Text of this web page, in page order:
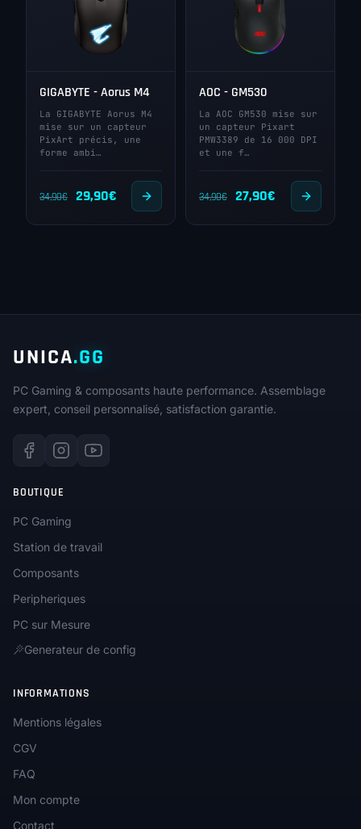
GIGABYTE - Aorus M4
La GIGABYTE Aorus M4
mise sur un capteur
PixArt précis, une
forme ambi…
34,90€
Le
29,90€
prix
AOC - GM530
La AOC GM530 mise sur
un capteur Pixart
PMW3389 de 16 000 DPI
et une f…
34,90€
Le
27,90€
prix
UNICA.GG
PC Gaming & composants haute performance. Assemblage
expert, conseil personnalisé, satisfaction garantie.
BOUTIQUE
PC Gaming
Station de travail
Composants
Peripheriques
PC sur Mesure
Generateur de config
INFORMATIONS
Mentions légales
CGV
FAQ
Mon compte
Contact